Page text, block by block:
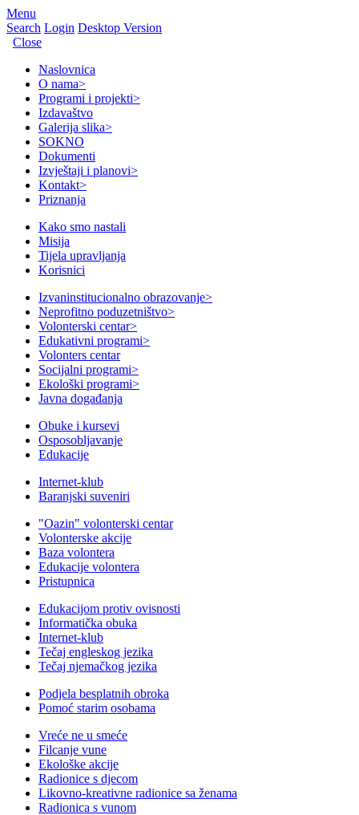
Menu
Search Login Desktop Version
Close
Naslovnica
O nama>
Programi i projekti>
Izdavaštvo
Galerija slika>
SOKNO
Dokumenti
Izvještaji i planovi>
Kontakt>
Priznanja
Kako smo nastali
Misija
Tijela upravljanja
Korisnici
Izvaninstitucionalno obrazovanje>
Neprofitno poduzetništvo>
Volonterski centar>
Edukativni programi>
Volonters centar
Socijalni programi>
Ekološki programi>
Javna događanja
Obuke i kursevi
Osposobljavanje
Edukacije
Internet-klub
Baranjski suveniri
"Oazin" volonterski centar
Volonterske akcije
Baza volontera
Edukacije volontera
Pristupnica
Edukacijom protiv ovisnosti
Informatička obuka
Internet-klub
Tečaj engleskog jezika
Tečaj njemačkog jezika
Podjela besplatnih obroka
Pomoć starim osobama
Vreće ne u smeće
Filcanje vune
Ekološke akcije
Radionice s djecom
Likovno-kreativne radionice sa ženama
Radionica s vunom